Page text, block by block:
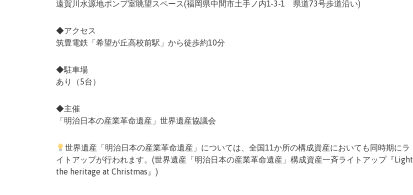
遠賀川水源地ポンプ室眺望スペース(福岡県中間市土手ノ内1-3-1 県道73号歩道沿い)
◆アクセス
筑豊電鉄「希望が丘高校前駅」から徒歩約10分
◆駐車場
あり（5台）
◆主催
「明治日本の産業革命遺産」世界遺産協議会
世界遺産「明治日本の産業革命遺産」については、全国11か所の構成資産においても同時期にラ
イトアップが行われます。(世界遺産「明治日本の産業革命遺産」構成資産一斉ライトアップ『Light
the heritage at Christmas』)